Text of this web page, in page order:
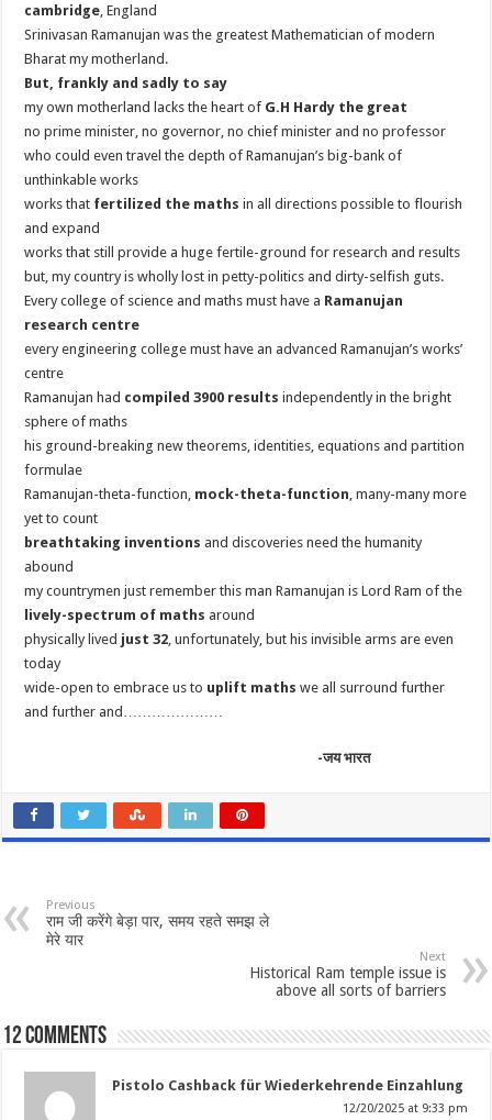
cambridge, England
Srinivasan Ramanujan was the greatest Mathematician of modern
Bharat my motherland.
But, frankly and sadly to say
my own motherland lacks the heart of G.H Hardy the great
no prime minister, no governor, no chief minister and no professor
who could even travel the depth of Ramanujan’s big-bank of
unthinkable works
works that fertilized the maths in all directions possible to flourish
and expand
works that still provide a huge fertile-ground for research and results
but, my country is wholly lost in petty-politics and dirty-selfish guts.
Every college of science and maths must have a Ramanujan
research centre
every engineering college must have an advanced Ramanujan’s works’
centre
Ramanujan had compiled 3900 results independently in the bright
sphere of maths
his ground-breaking new theorems, identities, equations and partition
formulae
Ramanujan-theta-function, mock-theta-function, many-many more
yet to count
breathtaking inventions and discoveries need the humanity
abound
my countrymen just remember this man Ramanujan is Lord Ram of the
lively-spectrum of maths around
physically lived just 32, unfortunately, but his invisible arms are even
today
wide-open to embrace us to uplift maths we all surround further
and further and…………………
-जय भारत
Previous
राम जी करेंगे बेड़ा पार, समय रहते समझ ले
मेरे यार
Next
Historical Ram temple issue is
above all sorts of barriers
12 comments
Pistolo Cashback für Wiederkehrende Einzahlung
12/20/2025 at 9:33 pm